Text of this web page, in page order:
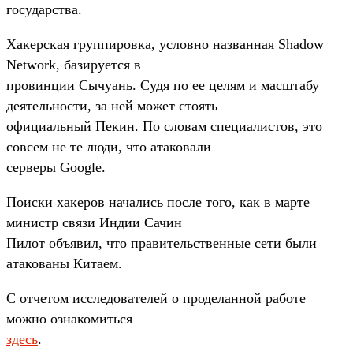
государства.
Хакерская группировка, условно названная Shadow
Network, базируется в
провинции Сычуань. Судя по ее целям и масштабу
деятельности, за ней может стоять
официальный Пекин. По словам специалистов, это
совсем не те люди, что атаковали
серверы Google.
Поиски хакеров начались после того, как в марте
министр связи Индии Сачин
Пилот объявил, что правительственные сети были
атакованы Китаем.
С отчетом исследователей о проделанной работе
можно ознакомиться
здесь.